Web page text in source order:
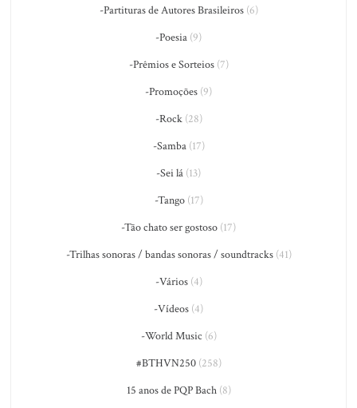
-Partituras de Autores Brasileiros(6)
-Poesia (9)
-Prêmios e Sorteios(7)
-Promoções (9)
-Rock(28)
-Samba(17)
-Sei lá (13)
-Tango(17)
-Tão chato ser gostoso (17)
-Trilhas sonoras / bandas sonoras / soundtracks(41)
-Vários(4)
-Vídeos (4)
-World Music (6)
#BTHVN250(258)
15 anos de PQP Bach(8)